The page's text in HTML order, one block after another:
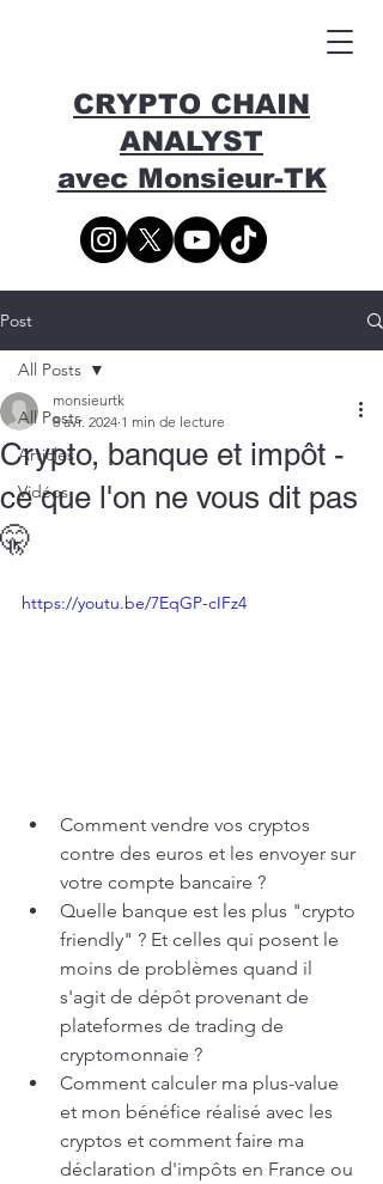
CRYPTO CHAIN
ANALYST
avec Monsieur-TK
Post
All Posts
Articles
Vidéos
All Posts
Crypto, banque et impôt -
ce que l'on ne vous dit pas
🤫
monsieurtk
8 avr. 2024 1 min de lecture
https://youtu.be/7EqGP-cIFz4
Comment vendre vos cryptos
contre des euros et les envoyer sur
votre compte bancaire ?
Quelle banque est les plus "crypto
friendly" ? Et celles qui posent le
moins de problèmes quand il
s'agit de dépôt provenant de
plateformes de trading de
cryptomonnaie ?
Comment calculer ma plus-value
et mon bénéfice réalisé avec les
cryptos et comment faire ma
déclaration d'impôts en France ou